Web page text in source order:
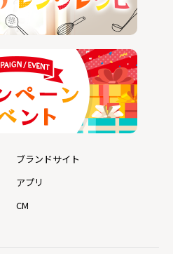
ブランドサイト
アプリ
CM